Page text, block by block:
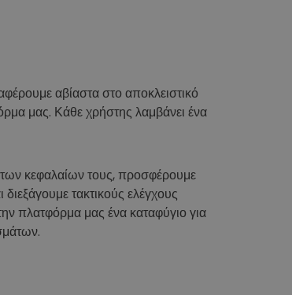
αβίαστα στο αποκλειστικό
μας. Κάθε χρήστης λαμβάνει ένα
κεφαλαίων τους, προσφέρουμε
τακτικούς ελέγχους
πλατφόρμα μας ένα καταφύγιο για